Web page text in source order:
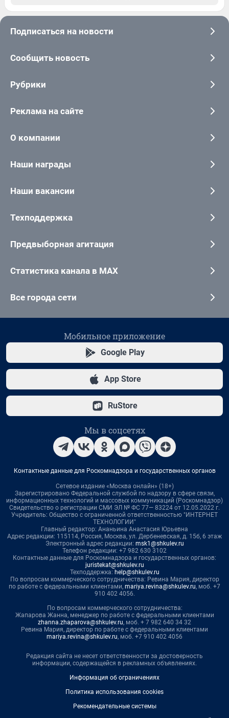
Подписаться на новости
Сообщить новость
Рубрики
Реклама на сайте
О компании
Наши награды
Наши вакансии
Техподдержка
Предвыборная агитация
Статистика канала в MAX
Все города сети
Мобильное приложение
Google Play
App Store
RuStore
Мы в соцсетях
Контактные данные для Роскомнадзора и государственных органов
Сетевое издание «Москва онлайн» (18+)
Зарегистрировано Федеральной службой по надзору в сфере связи,
информационных технологий и массовых коммуникаций (Роскомнадзор)
Свидетельство о регистрации СМИ ЭЛ № ФС 77— 83224 от 12.05.2022 г.
Учредитель: Общество с ограниченной ответственностью "ИНТЕРНЕТ
ТЕХНОЛОГИИ"
Главный редактор: Ананьина Анастасия Юрьевна
Адрес редакции: 115114, Россия, Москва, ул. Дербеневская, д. 15б, 6 этаж
Электронный адрес редакции: msk1@shkulev.ru
Телефон редакции: +7 982 630 3102
Контактные данные для Роскомнадзора и государственных органов:
juristekat@shkulev.ru
Техподдержка: help@shkulev.ru
По вопросам коммерческого сотрудничества: Ревина Мария, директор
по работе с федеральными клиентами, mariya.revina@shkulev.ru, моб. +7
910 402 4056.
По вопросам коммерческого сотрудничества:
Жапарова Жанна, менеджер по работе с федеральными клиентами
zhanna.zhaparova@shkulev.ru, моб. + 7 982 640 34 32
Ревина Мария, директор по работе с федеральными клиентами
mariya.revina@shkulev.ru, моб. +7 910 402 4056
Редакция сайта не несет ответственности за достоверность
информации, содержащейся в рекламных объявлениях.
Информация об ограничениях
Политика использования cookies
Рекомендательные системы